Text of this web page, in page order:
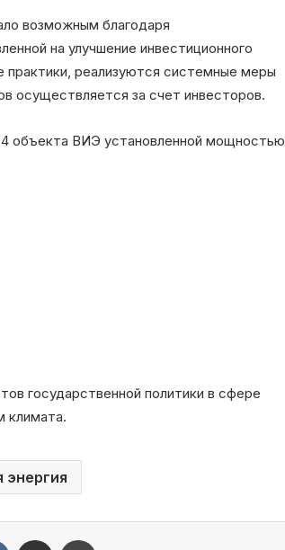
возможным благодаря
на улучшение инвестиционного
реализуются системные меры
осуществляется за счет инвесторов.
объекта ВИЭ установленной мощностью
государственной политики в сфере
климата.
энергия